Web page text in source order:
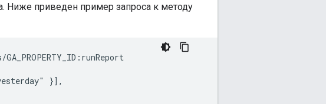
Ниже приведен пример запроса к методу
}],